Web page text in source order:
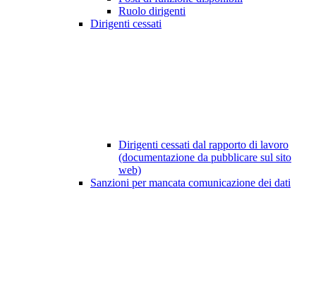
Ruolo dirigenti
Dirigenti cessati
Dirigenti cessati dal rapporto di lavoro
(documentazione da pubblicare sul sito
web)
Sanzioni per mancata comunicazione dei dati